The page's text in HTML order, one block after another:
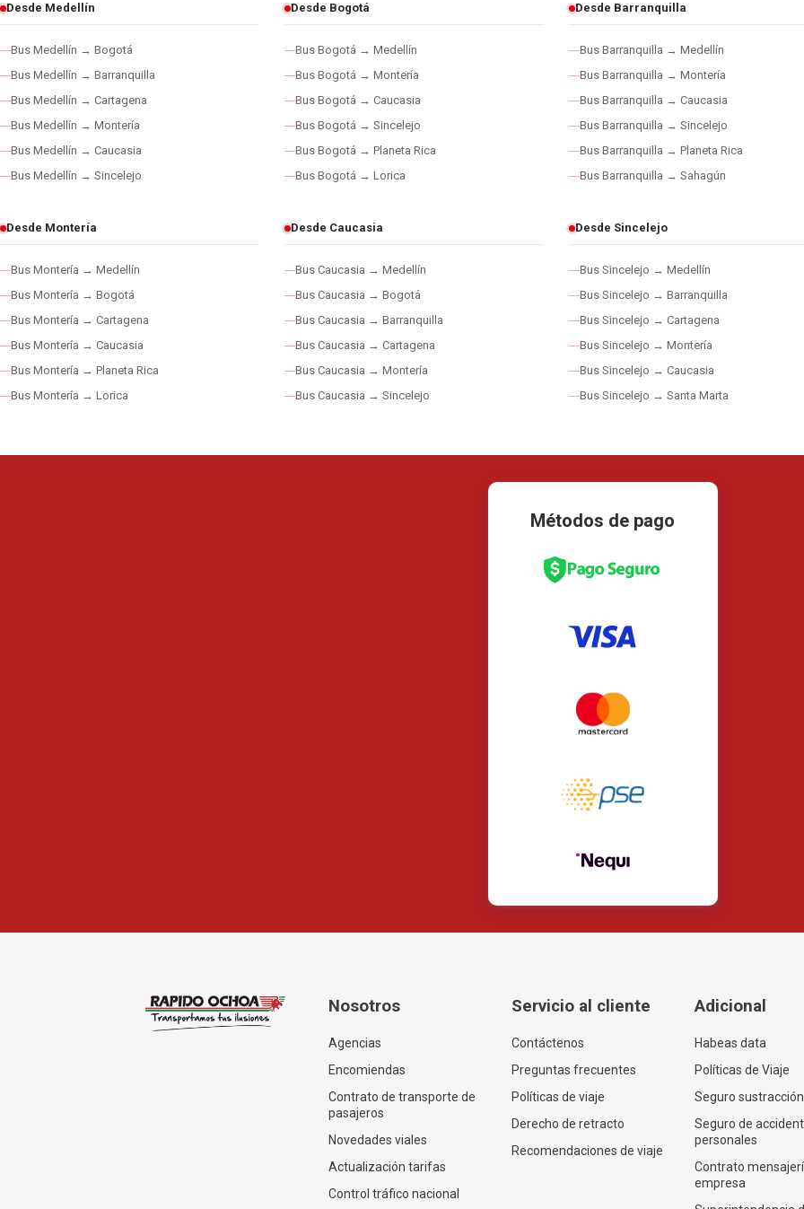
Desde Medellín
Bus Medellín → Bogotá
Bus Medellín → Barranquilla
Bus Medellín → Cartagena
Bus Medellín → Montería
Bus Medellín → Caucasia
Bus Medellín → Sincelejo
Desde Bogotá
Bus Bogotá → Medellín
Bus Bogotá → Montería
Bus Bogotá → Caucasia
Bus Bogotá → Sincelejo
Bus Bogotá → Planeta Rica
Bus Bogotá → Lorica
Desde Barranquilla
Bus Barranquilla → Medellín
Bus Barranquilla → Montería
Bus Barranquilla → Caucasia
Bus Barranquilla → Sincelejo
Bus Barranquilla → Planeta Rica
Bus Barranquilla → Sahagún
Desde Montería
Bus Montería → Medellín
Bus Montería → Bogotá
Bus Montería → Cartagena
Bus Montería → Caucasia
Bus Montería → Planeta Rica
Bus Montería → Lorica
Desde Caucasia
Bus Caucasia → Medellín
Bus Caucasia → Bogotá
Bus Caucasia → Barranquilla
Bus Caucasia → Cartagena
Bus Caucasia → Montería
Bus Caucasia → Sincelejo
Desde Sincelejo
Bus Sincelejo → Medellín
Bus Sincelejo → Barranquilla
Bus Sincelejo → Cartagena
Bus Sincelejo → Montería
Bus Sincelejo → Caucasia
Bus Sincelejo → Santa Marta
Métodos de pago
Nosotros
Agencias
Encomiendas
Contrato de transporte de
pasajeros
Novedades viales
Actualización tarifas
Control tráfico nacional
Servicio al cliente
Contáctenos
Preguntas frecuentes
Políticas de viaje
Derecho de retracto
Recomendaciones de viaje
Adicional
Habeas data
Políticas de Viaje
Seguro sustracción
Seguro de
personales
Contrato
empresa